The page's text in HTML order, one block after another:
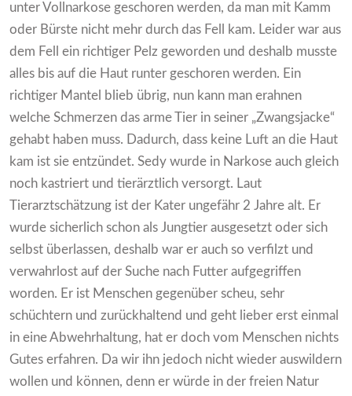
unter Vollnarkose geschoren werden, da man mit Kamm
oder Bürste nicht mehr durch das Fell kam. Leider war aus
dem Fell ein richtiger Pelz geworden und deshalb musste
alles bis auf die Haut runter geschoren werden. Ein
richtiger Mantel blieb übrig, nun kann man erahnen
welche Schmerzen das arme Tier in seiner „Zwangsjacke“
gehabt haben muss. Dadurch, dass keine Luft an die Haut
kam ist sie entzündet. Sedy wurde in Narkose auch gleich
noch kastriert und tierärztlich versorgt. Laut
Tierarztschätzung ist der Kater ungefähr 2 Jahre alt. Er
wurde sicherlich schon als Jungtier ausgesetzt oder sich
selbst überlassen, deshalb war er auch so verfilzt und
verwahrlost auf der Suche nach Futter aufgegriffen
worden. Er ist Menschen gegenüber scheu, sehr
schüchtern und zurückhaltend und geht lieber erst einmal
in eine Abwehrhaltung, hat er doch vom Menschen nichts
Gutes erfahren. Da wir ihn jedoch nicht wieder auswildern
wollen und können, denn er würde in der freien Natur